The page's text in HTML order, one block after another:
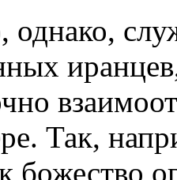
однако,
Так,
божество